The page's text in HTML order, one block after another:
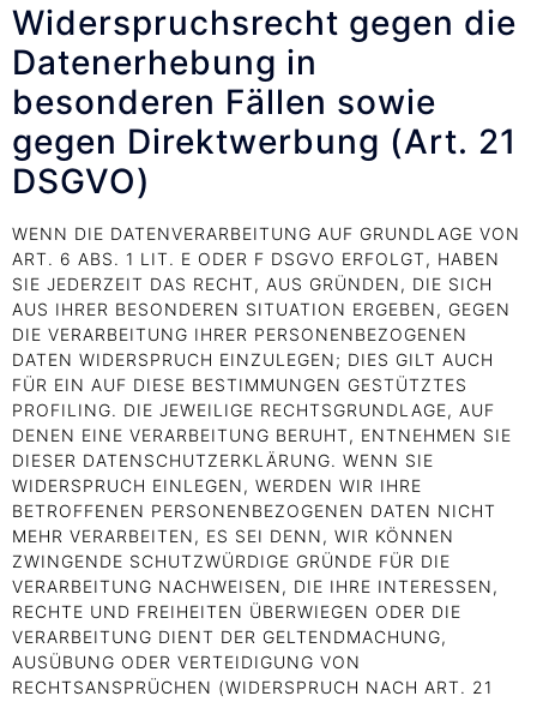
Widerspruchsrecht gegen die
Datenerhebung in
besonderen Fällen sowie
gegen Direktwerbung (Art. 21
DSGVO)
WENN DIE DATENVERARBEITUNG AUF GRUNDLAGE VON
ART. 6 ABS. 1 LIT. E ODER F DSGVO ERFOLGT, HABEN
SIE JEDERZEIT DAS RECHT, AUS GRÜNDEN, DIE SICH
AUS IHRER BESONDEREN SITUATION ERGEBEN, GEGEN
DIE VERARBEITUNG IHRER PERSONENBEZOGENEN
DATEN WIDERSPRUCH EINZULEGEN; DIES GILT AUCH
FÜR EIN AUF DIESE BESTIMMUNGEN GESTÜTZTES
PROFILING. DIE JEWEILIGE RECHTSGRUNDLAGE, AUF
DENEN EINE VERARBEITUNG BERUHT, ENTNEHMEN SIE
DIESER DATENSCHUTZERKLÄRUNG. WENN SIE
WIDERSPRUCH EINLEGEN, WERDEN WIR IHRE
BETROFFENEN PERSONENBEZOGENEN DATEN NICHT
MEHR VERARBEITEN, ES SEI DENN, WIR KÖNNEN
ZWINGENDE SCHUTZWÜRDIGE GRÜNDE FÜR DIE
VERARBEITUNG NACHWEISEN, DIE IHRE INTERESSEN,
RECHTE UND FREIHEITEN ÜBERWIEGEN ODER DIE
VERARBEITUNG DIENT DER GELTENDMACHUNG,
AUSÜBUNG ODER VERTEIDIGUNG VON
RECHTSANSPRÜCHEN (WIDERSPRUCH NACH ART. 21